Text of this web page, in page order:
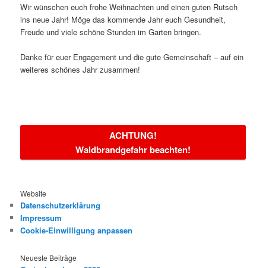
Wir wünschen euch frohe Weihnachten und einen guten Rutsch
ins neue Jahr! Möge das kommende Jahr euch Gesundheit,
Freude und viele schöne Stunden im Garten bringen.
Danke für euer Engagement und die gute Gemeinschaft – auf ein
weiteres schönes Jahr zusammen!
ACHTUNG!
Waldbrandgefahr beachten!
Website
Datenschutzerklärung
Impressum
Cookie-Einwilligung anpassen
Neueste Beiträge